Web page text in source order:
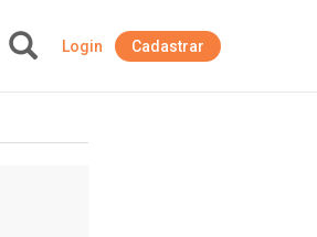
Login Cadastrar